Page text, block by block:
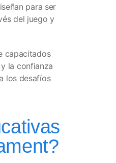
para ser
del juego y
capacitados
la confianza
los desafíos